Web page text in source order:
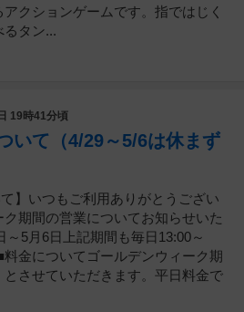
クションゲームです。指ではじく
るタン...
19時41分頃
いて（4/29～5/6は休まず
】いつもご利用ありがとうござい
ク期間の営業についてお知らせいた
～5月6日上記期間も毎日13:00～
金についてゴールデンウィーク期
させていただきます。平日料金で